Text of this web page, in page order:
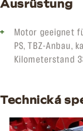
Ausrüstung
Motor geeignet
PS, TBZ-Anbau,
Kilometerstand
Technická